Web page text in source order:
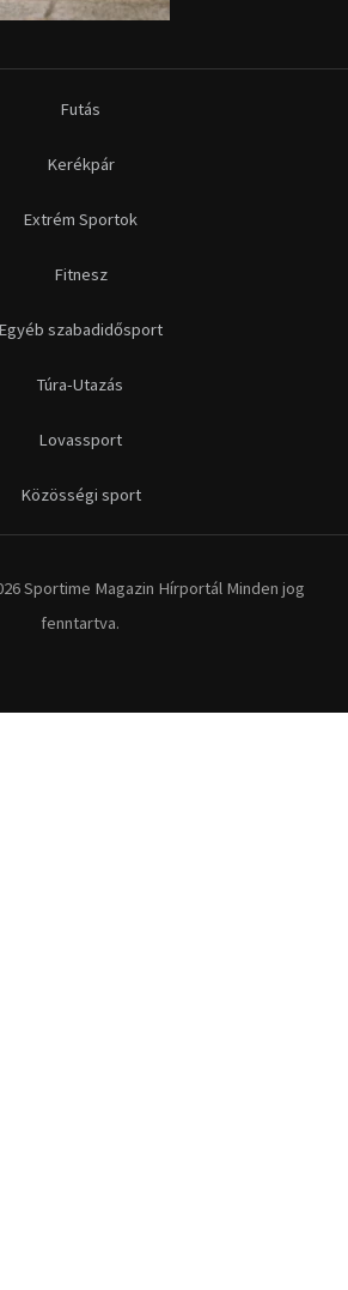
Futás
Kerékpár
Extrém Sportok
Fitnesz
Egyéb szabadidősport
Túra-Utazás
Lovassport
Közösségi sport
Sportime Magazin Hírportál Minden jog
fenntartva.